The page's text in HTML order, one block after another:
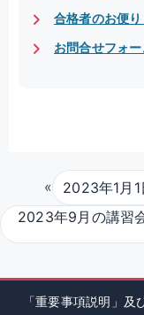
合格者のお便
お問合せフォー
«
2023年1月
2023年9月の講習
「重要事項説明」及